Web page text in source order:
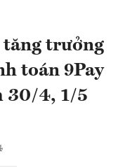
tăng trưởng
toán 9Pay
30/4, 1/5